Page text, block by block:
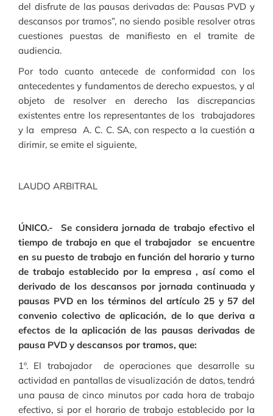
del disfrute de las pausas derivadas de: Pausas PVD y
descansos por tramos”, no siendo posible resolver otras
cuestiones puestas de manifiesto en el tramite de
audiencia.
Por todo cuanto antecede de conformidad con los
antecedentes y fundamentos de derecho expuestos, y al
objeto de resolver en derecho
las discrepancias
existentes entre los representantes de los trabajadores
y la empresa A. C. C. SA, con respecto a la cuestión a
dirimir, se emite el siguiente,
LAUDO ARBITRAL
ÚNICO.- Se considera jornada de trabajo efectivo el
tiempo de trabajo en que el trabajador se encuentre
en su puesto de trabajo en función del horario y turno
de trabajo establecido por la empresa , así como el
derivado de los descansos por jornada continuada y
pausas PVD en los términos del artículo 25 y 57 del
convenio colectivo de aplicación, de lo que deriva a
efectos de la aplicación de las pausas derivadas de
pausa PVD y descansos por tramos, que:
1º. El trabajador de operaciones que desarrolle su
actividad en pantallas de visualización de datos, tendrá
una pausa de cinco minutos por cada hora de trabajo
efectivo, si por el horario de trabajo establecido por la